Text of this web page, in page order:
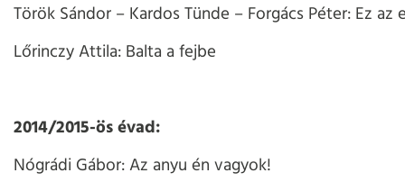
Török Sándor – Kardos Tünde – Forgács Péter: Ez az
Lőrinczy Attila: Balta a fejbe
2014/2015-ös évad:
Nógrádi Gábor: Az anyu én vagyok!